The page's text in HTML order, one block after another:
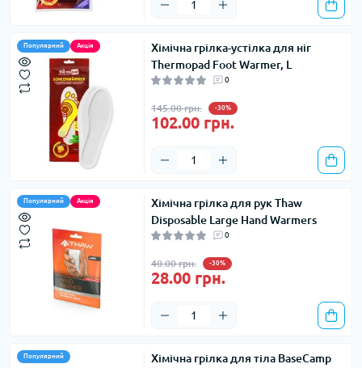
Популярний Акція
Хімічна грілка-устілка для ніг
Thermopad Foot Warmer, L
0
145.00 грн. -30%
102.00 грн.
Популярний Акція
Хімічна грілка для рук Thaw
Disposable Large Hand Warmers
0
40.00 грн. -30%
28.00 грн.
Популярний
Хімічна грілка для тіла BaseCamp